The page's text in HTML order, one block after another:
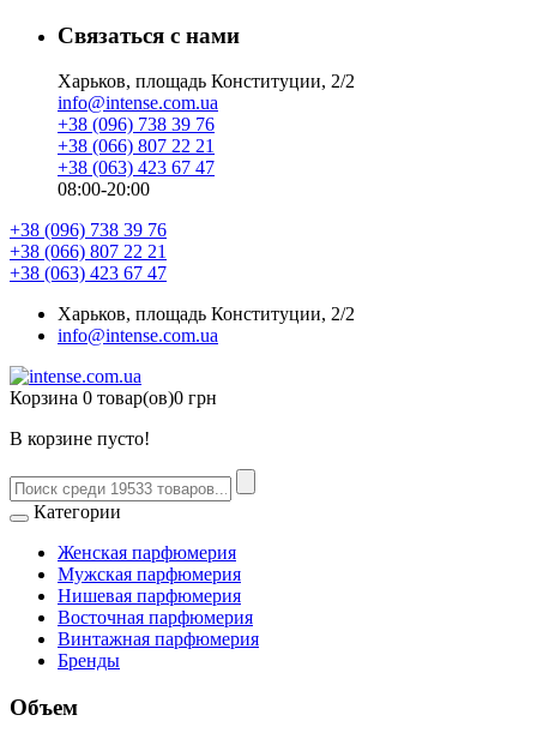
Связаться с нами
Харьков, площадь Конституции, 2/2
info@intense.com.ua
+38 (096) 738 39 76
+38 (066) 807 22 21
+38 (063) 423 67 47
08:00-20:00
+38 (096) 738 39 76
+38 (066) 807 22 21
+38 (063) 423 67 47
Харьков, площадь Конституции, 2/2
info@intense.com.ua
Корзина 0 товар(ов)0 грн
В корзине пусто!
Категории
Женская парфюмерия
Мужская парфюмерия
Нишевая парфюмерия
Восточная парфюмерия
Винтажная парфюмерия
Бренды
Объем